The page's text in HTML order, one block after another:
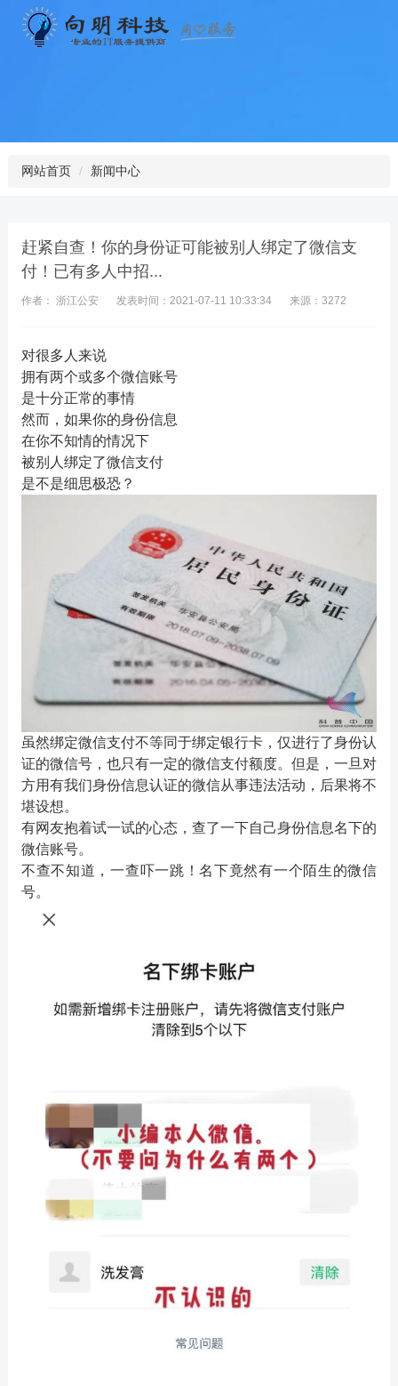
网站首页 新闻中心
赶紧自查！你的身份证可能被别人绑定了微信支
付！已有多人中招...
作者： 浙江公安 发表时间：2021-07-11 10:33:34 来源：3272
对很多人来说
拥有两个或多个微信账号
是十分正常的事情
然而，如果你的身份信息
在你不知情的情况下
被别人绑定了微信支付
是不是细思极恐？
虽然绑定微信支付不等同于绑定银行卡，仅进行了身份认
证的微信号，也只有一定的微信支付额度。但是，一旦对
方用有我们身份信息认证的微信从事违法活动，后果将不
堪设想。
有网友抱着试一试的心态，查了一下自己身份信息名下的
微信账号。
不查不知道，一查吓一跳！名下竟然有一个陌生的微信
号。